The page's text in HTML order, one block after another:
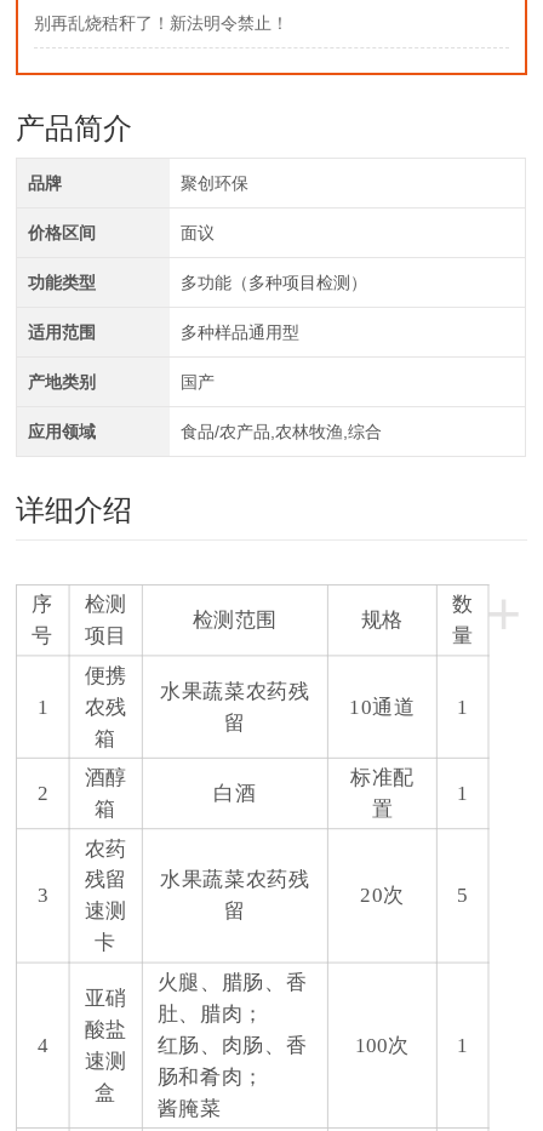
别再乱烧秸秆了！新法明令禁止！
产品简介
品牌 聚创环保
价格区间 面议
功能类型 多功能（多种项目检测）
适用范围 多种样品通用型
产地类别 国产
应用领域 食品/农产品,农林牧渔,综合
详细介绍
+
序
号
检测
项目
检测范围 规格
数
量
1
便携
农残
箱
水果蔬菜农药残
留
10通道 1
2
酒醇
箱
白酒
标准配
置
1
3
农药
残留
速测
卡
水果蔬菜农药残
留
20次 5
4
亚硝
酸盐
速测
盒
火腿、腊肠、香
肚、腊肉；
红肠、肉肠、香
肠和肴肉；
酱腌菜
100次 1